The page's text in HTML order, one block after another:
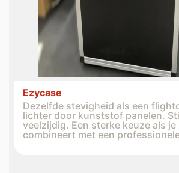
Ezycase
Dezelfde stevigheid als een
lichter door kunststof panelen.
veelzijdig. Een sterke keuze als
combineert met een